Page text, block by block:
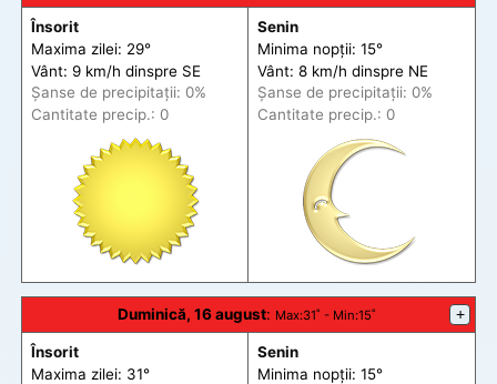
Însorit
Maxima zilei: 29°
Vânt: 9 km/h dinspre SE
Șanse de precipitații: 0%
Cantitate precip.: 0
Senin
Minima nopții: 15°
Vânt: 8 km/h dinspre NE
Șanse de precipitații: 0%
Cantitate precip.: 0
Duminică, 16 august: Max:31˚ - Min:15˚ +
Însorit
Maxima zilei: 31°
Senin
Minima nopții: 15°